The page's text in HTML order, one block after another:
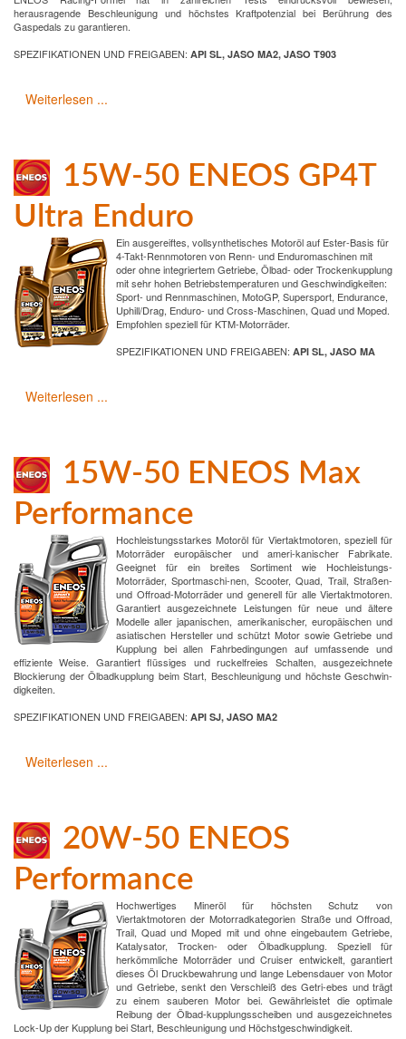
herausragende Beschleunigung und höchstes Kraftpotenzial bei Berührung des
Gaspedals zu garantieren.
SPEZIFIKATIONEN UND FREIGABEN: API SL, JASO MA2, JASO T903
Weiterlesen ...
15W-50 ENEOS GP4T
Ultra Enduro
Ein ausgereiftes, vollsynthetisches Motoröl auf Ester-Basis für
4-Takt-Rennmotoren von Renn- und Enduromaschinen mit
oder ohne integriertem Getriebe, Ölbad- oder Trockenkupplung
mit sehr hohen Betriebstemperaturen und Geschwindigkeiten:
Sport- und Rennmaschinen, MotoGP, Supersport, Endurance,
Uphill/Drag, Enduro- und Cross-Maschinen, Quad und Moped.
Empfohlen speziell für KTM-Motorräder.
SPEZIFIKATIONEN UND FREIGABEN: API SL, JASO MA
Weiterlesen ...
15W-50 ENEOS Max
Performance
Hochleistungsstarkes Motoröl für Viertaktmotoren, speziell für
Motorräder europäischer und ameri-kanischer Fabrikate.
Geeignet für ein breites Sortiment wie Hochleistungs-
Motorräder, Sportmaschi-nen, Scooter, Quad, Trail, Straßen-
und Offroad-Motorräder und generell für alle Viertaktmotoren.
Garantiert ausgezeichnete Leistungen für neue und ältere
Modelle aller japanischen, amerikanischer, europäischen und
asiatischen Hersteller und schützt Motor sowie Getriebe und
Kupplung bei allen Fahrbedingungen auf umfassende und
effiziente Weise. Garantiert flüssiges und ruckelfreies Schalten, ausgezeichnete
Blockierung der Ölbadkupplung beim Start, Beschleunigung und höchste Geschwin-
digkeiten.
SPEZIFIKATIONEN UND FREIGABEN: API SJ, JASO MA2
Weiterlesen ...
20W-50 ENEOS
Performance
Hochwertiges Mineröl für höchsten Schutz von
Viertaktmotoren der Motorradkategorien Straße und Offroad,
Trail, Quad und Moped mit und ohne eingebautem Getriebe,
Katalysator, Trocken- oder Ölbadkupplung. Speziell für
herkömmliche Motorräder und Cruiser entwickelt, garantiert
dieses Öl Druckbewahrung und lange Lebensdauer von Motor
und Getriebe, senkt den Verschleiß des Getri-ebes und trägt
zu einem sauberen Motor bei. Gewährleistet die optimale
Reibung der Ölbad-kupplungsscheiben und ausgezeichnetes
Lock-Up der Kupplung bei Start, Beschleunigung und Höchstgeschwindigkeit.